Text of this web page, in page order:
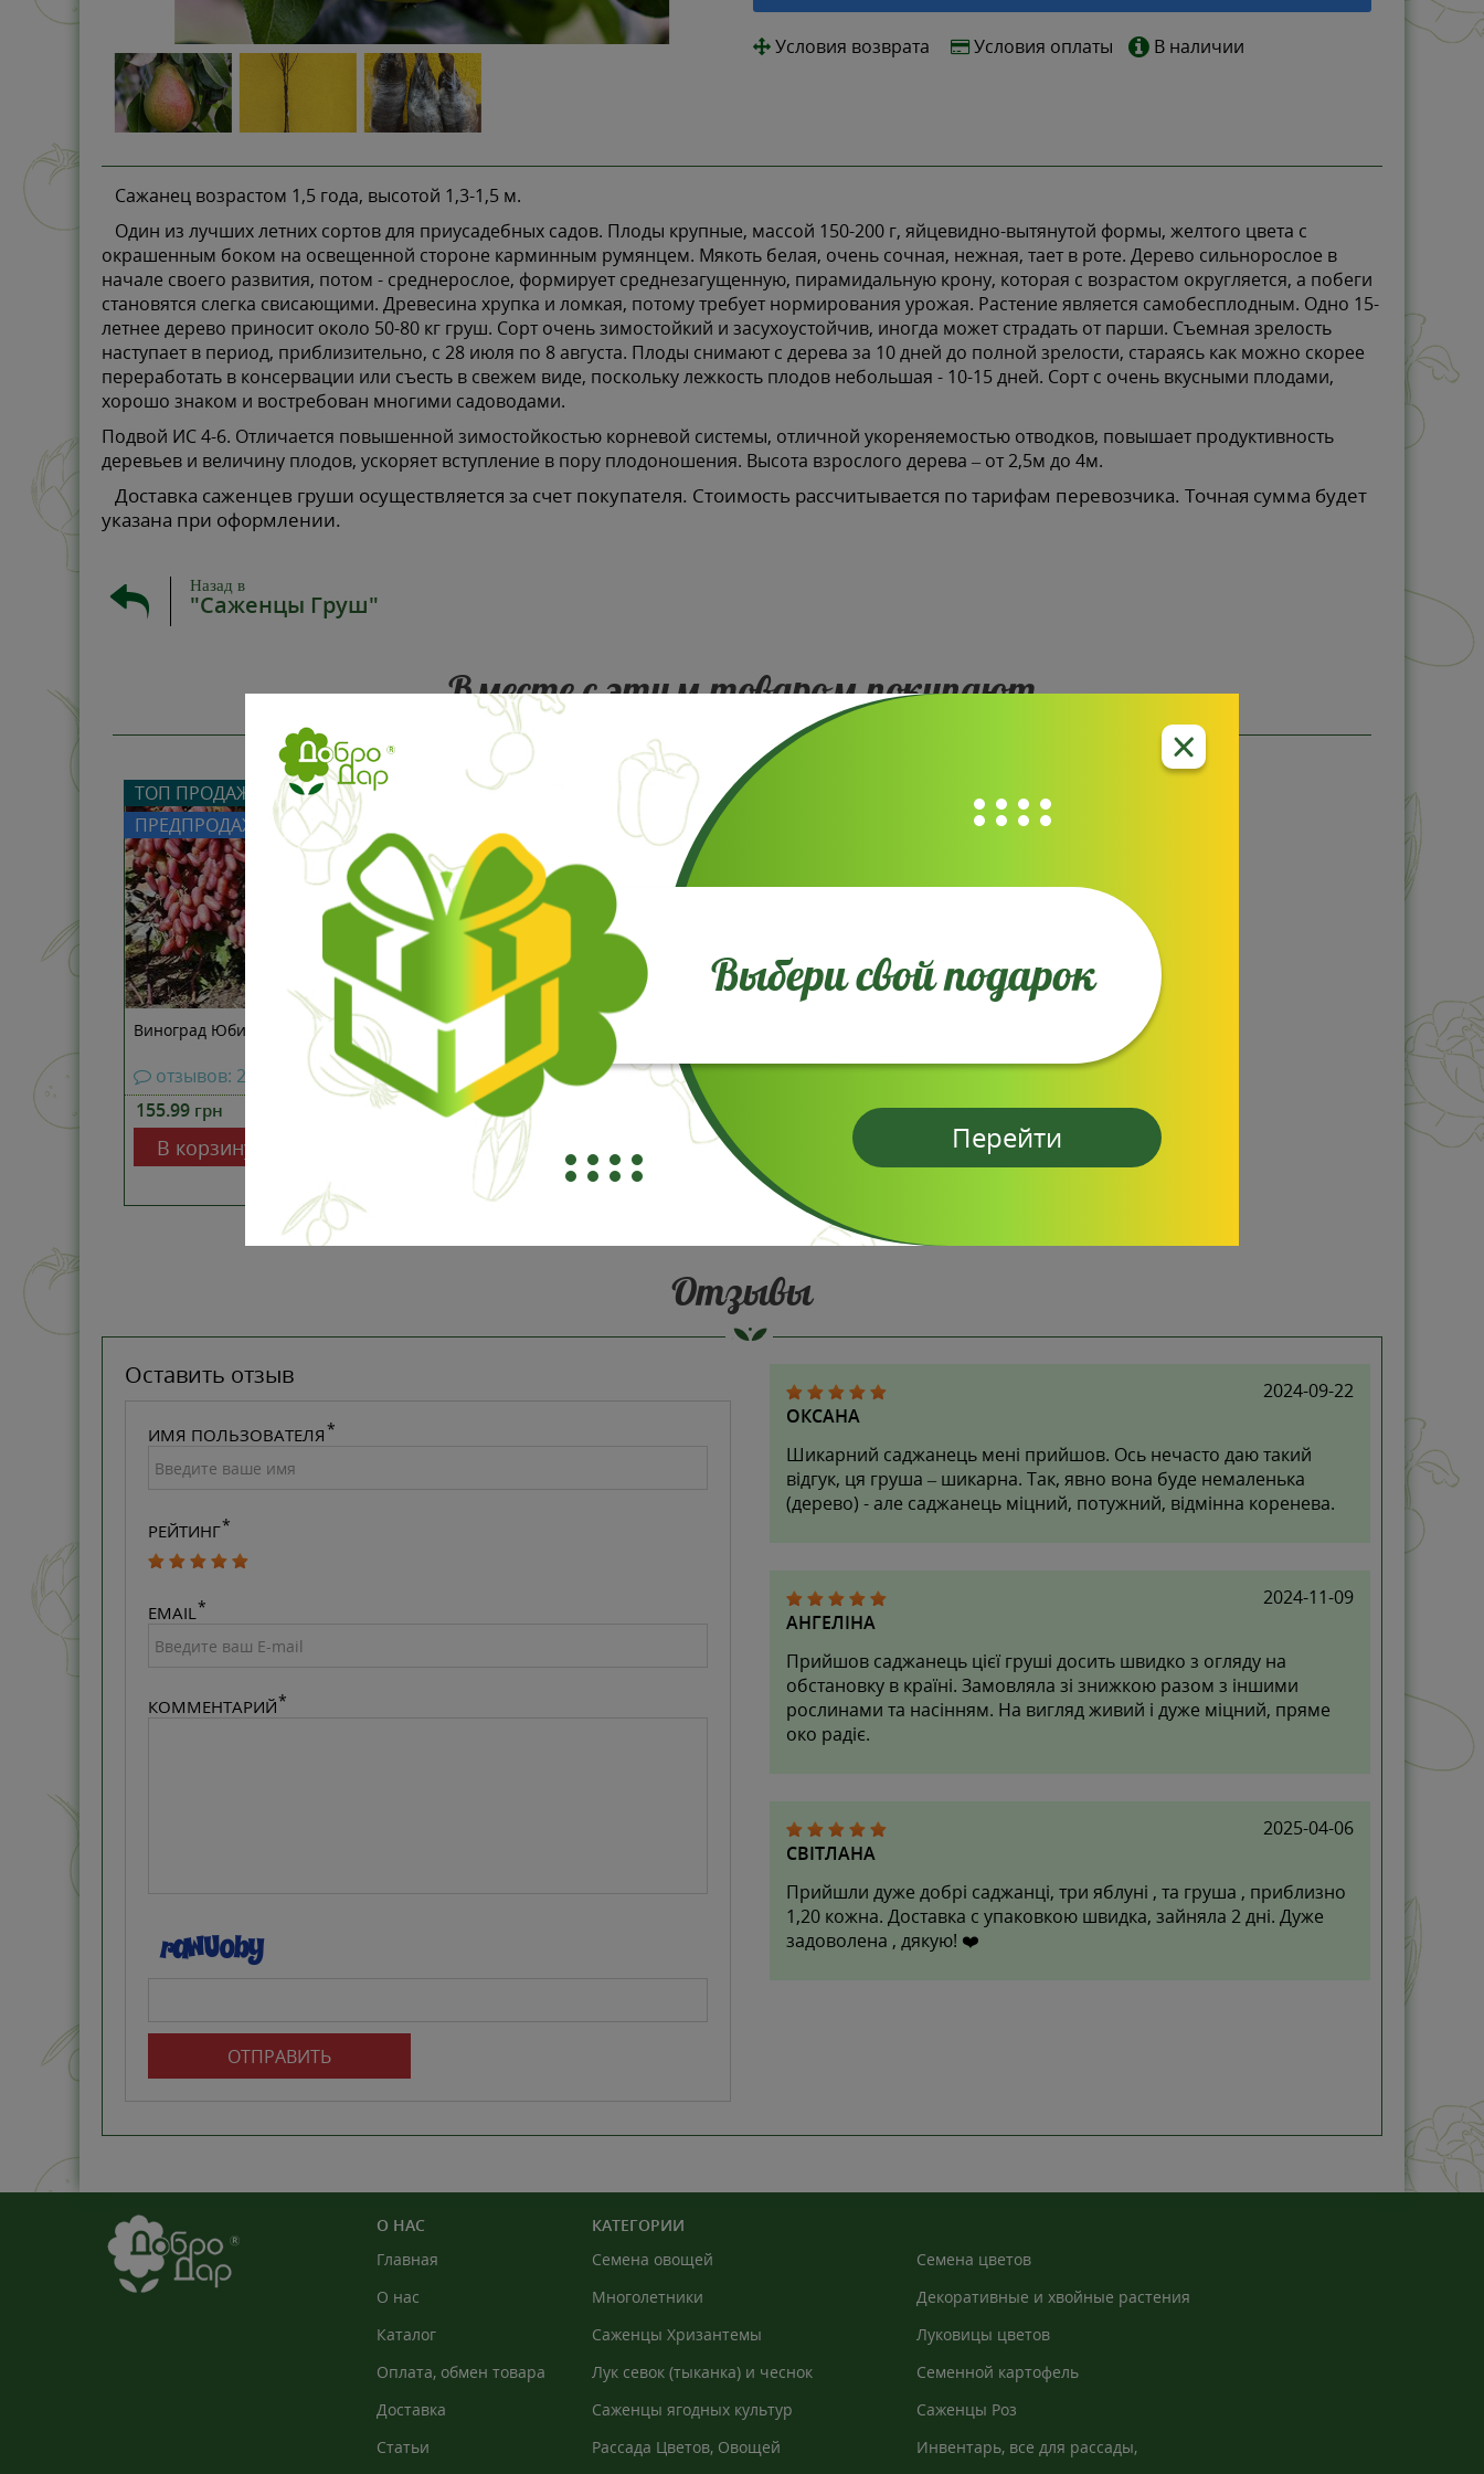
Условия возврата Условия оплаты В наличии
Сажанец возрастом 1,5 года, высотой 1,3-1,5 м.
Один из лучших летних сортов для приусадебных садов. Плоды крупные, массой 150-200 г, яйцевидно-вытянутой формы, желтого цвета с
окрашенным боком на освещенной стороне карминным румянцем. Мякоть белая, очень сочная, нежная, тает в роте. Дерево сильнорослое в
начале своего развития, потом - среднерослое, формирует среднезагущенную, пирамидальную крону, которая с возрастом округляется, а побеги
становятся слегка свисающими. Древесина хрупка и ломкая, потому требует нормирования урожая. Растение является самобесплодным. Одно 15-
летнее дерево приносит около 50-80 кг груш. Сорт очень зимостойкий и засухоустойчив, иногда может страдать от парши. Съемная зрелость
наступает в период, приблизительно, с 28 июля по 8 августа. Плоды снимают с дерева за 10 дней до полной зрелости, стараясь как можно скорее
переработать в консервации или съесть в свежем виде, поскольку лежкость плодов небольшая - 10-15 дней. Сорт с очень вкусными плодами,
хорошо знаком и востребован многими садоводами.
Подвой ИС 4-6. Отличается повышенной зимостойкостью корневой системы, отличной укореняемостью отводков, повышает продуктивность
деревьев и величину плодов, ускоряет вступление в пору плодоношения. Высота взрослого дерева – от 2,5м до 4м.
Доставка саженцев груши осуществляется за счет покупателя. Стоимость рассчитывается по тарифам перевозчика. Точная сумма будет
указана при оформлении.
Назад в
"Саженцы Груш"
Вместе с этим товаром покупают
ТОП ПРОДАЖ
ПРЕДПРОДАЖА
Виноград Юбилей Новочеркасска
отзывов: 2
155.99 грн 1 шт
В корзину
Отзывы
Оставить отзыв
ИМЯ ПОЛЬЗОВАТЕЛЯ
РЕЙТИНГ
EMAIL
КОММЕНТАРИЙ
ОТПРАВИТЬ
2024-09-22
ОКСАНА
Шикарний саджанець мені прийшов. Ось нечасто даю такий
відгук, ця груша – шикарна. Так, явно вона буде немаленька
(дерево) - але саджанець міцний, потужний, відмінна коренева.
2024-11-09
АНГЕЛІНА
Прийшов саджанець цієї груші досить швидко з огляду на
обстановку в країні. Замовляла зі знижкою разом з іншими
рослинами та насінням. На вигляд живий і дуже міцний, пряме
око радіє.
2025-04-06
СВІТЛАНА
Прийшли дуже добрі саджанці, три яблуні , та груша , приблизно
1,20 кожна. Доставка с упаковкою швидка, зайняла 2 дні. Дуже
задоволена , дякую! ❤️
Дуже гарне обслуговування. Саджанці прийшли добре упаковані.
вперше, дуже задоволений.
О НАС
Главная
О нас
Каталог
Оплата, обмен товара
Доставка
Статьи
КАТЕГОРИИ
Семена овощей
Семена цветов
Многолетники
Декоративные и хвойные растения
Саженцы Хризантемы
Луковицы цветов
Лук севок (тыканка) и чеснок
Семенной картофель
Саженцы ягодных культур
Саженцы Роз
Рассада Цветов, Овощей
Инвентарь, все для рассады,
Выбери свой подарок
Перейти